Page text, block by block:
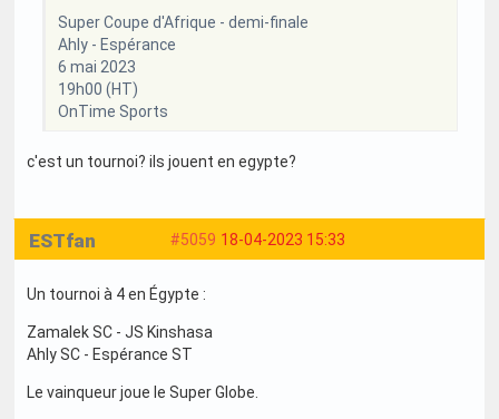
Super Coupe d'Afrique - demi-finale
Ahly - Espérance
6 mai 2023
19h00 (HT)
OnTime Sports
c'est un tournoi? ils jouent en egypte?
#5059 18-04-2023 15:33
ESTfan
Un tournoi à 4 en Égypte :
Zamalek SC - JS Kinshasa
Ahly SC - Espérance ST
Le vainqueur joue le Super Globe.